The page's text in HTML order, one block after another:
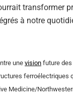
transformer
à notre
une vision future
Medicine/